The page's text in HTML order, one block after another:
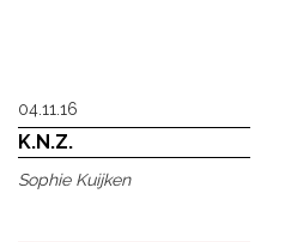
04.11.16
K.N.Z.
Sophie Kuijken